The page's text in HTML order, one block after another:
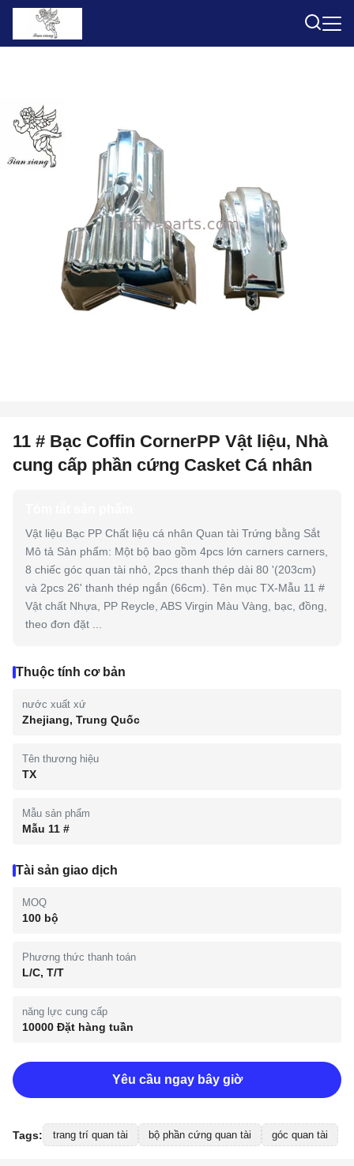
11 # Bạc Coffin CornerPP Vật liệu, Nhà
cung cấp phần cứng Casket Cá nhân
Vật liệu Bạc PP Chất liệu cá nhân Quan tài Trứng bằng Sắt
Mô tả Sản phẩm: Một bộ bao gồm 4pcs lớn carners carners,
8 chiếc góc quan tài nhỏ, 2pcs thanh thép dài 80 '(203cm)
và 2pcs 26' thanh thép ngắn (66cm). Tên mục TX-Mẫu 11 #
Vật chất Nhựa, PP Reycle, ABS Virgin Màu Vàng, bạc, đồng,
theo đơn đặt ...
Thuộc tính cơ bản
nước xuất xứ
Zhejiang, Trung Quốc
Tên thương hiệu
TX
Mẫu sản phẩm
Mẫu 11 #
Tài sản giao dịch
MOQ
100 bộ
Phương thức thanh toán
L/C, T/T
năng lực cung cấp
10000 Đặt hàng tuần
Yêu cầu ngay bây giờ
Tags: trang trí quan tài bộ phần cứng quan tài góc quan tài